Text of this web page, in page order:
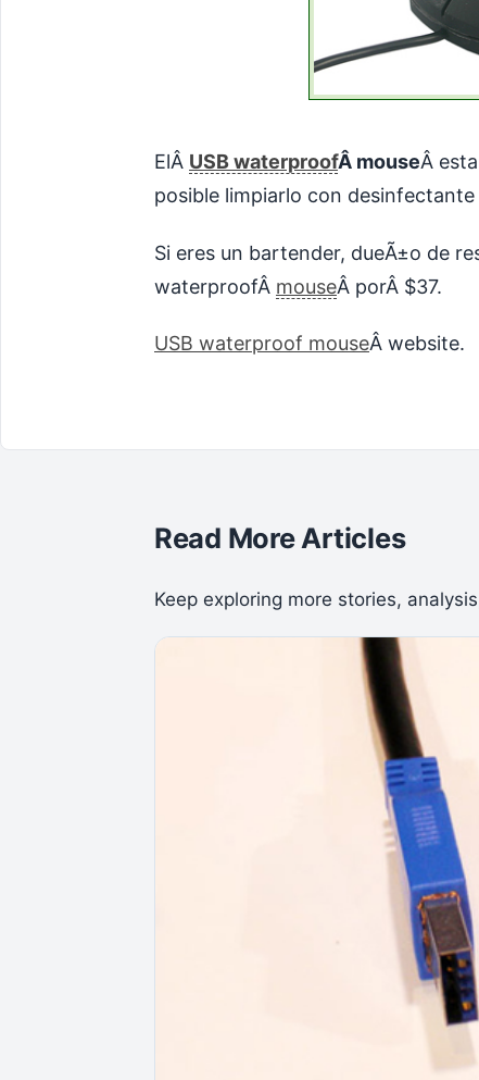
ElÂ USB waterproofÂ mouseÂ
posible limpiarlo con
Si eres un bartender, dueÃ±o de
waterproofÂ mouseÂ porÂ $37.
USB waterproof mouseÂ website.
Read More Articles
Keep exploring more stories,